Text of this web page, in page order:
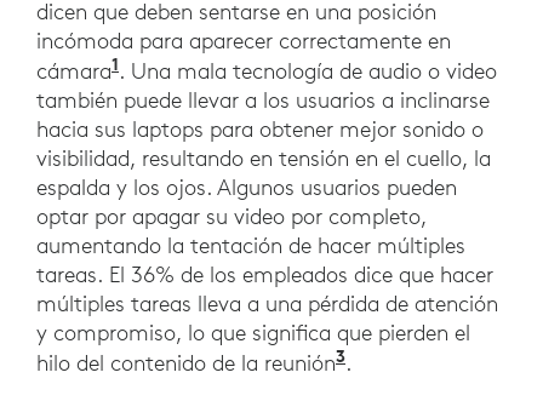
dicen que deben sentarse en una posición
incómoda para aparecer correctamente en
cámara1. Una mala tecnología de audio o video
también puede llevar a los usuarios a inclinarse
hacia sus laptops para obtener mejor sonido o
visibilidad, resultando en tensión en el cuello, la
espalda y los ojos. Algunos usuarios pueden
optar por apagar su video por completo,
aumentando la tentación de hacer múltiples
tareas. El 36% de los empleados dice que hacer
múltiples tareas lleva a una pérdida de atención
y compromiso, lo que significa que pierden el
hilo del contenido de la reunión3.